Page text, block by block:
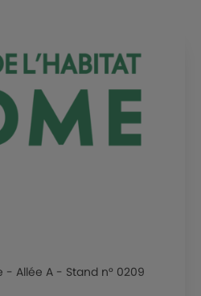
- Allée A - Stand n° 0209